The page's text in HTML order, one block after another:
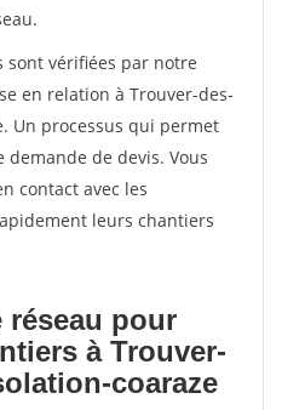
sont vérifiées par notre
en relation à Trouver-des-
Un processus qui permet
de devis. Vous
contact avec les
leurs chantiers
réseau pour
à Trouver-
coaraze